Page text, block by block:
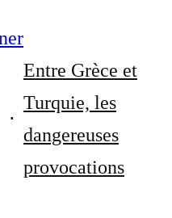
Entre Grèce et
Turquie, les
dangereuses
provocations